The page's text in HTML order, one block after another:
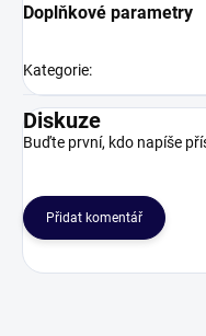
Doplňkové parametry
Kategorie:
Diskuze
Buďte první, kdo napíše
Přidat komentář